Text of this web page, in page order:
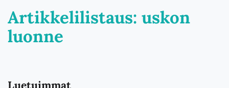
Artikkelilistaus: uskon
luonne
Luetuimmat